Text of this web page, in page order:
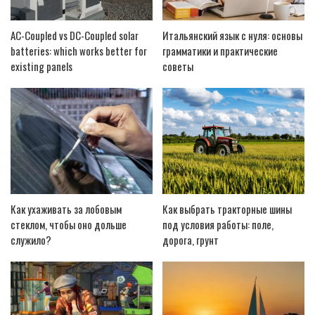
AC-Coupled vs DC-Coupled solar
batteries: which works better for
existing panels
Итальянский язык с нуля: основы
грамматики и практические
советы
Как ухаживать за лобовым
стеклом, чтобы оно дольше
служило?
Как выбрать тракторные шины
под условия работы: поле,
дорога, грунт